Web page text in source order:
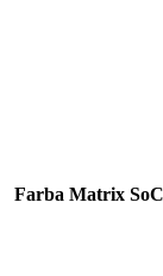
Farba Matrix